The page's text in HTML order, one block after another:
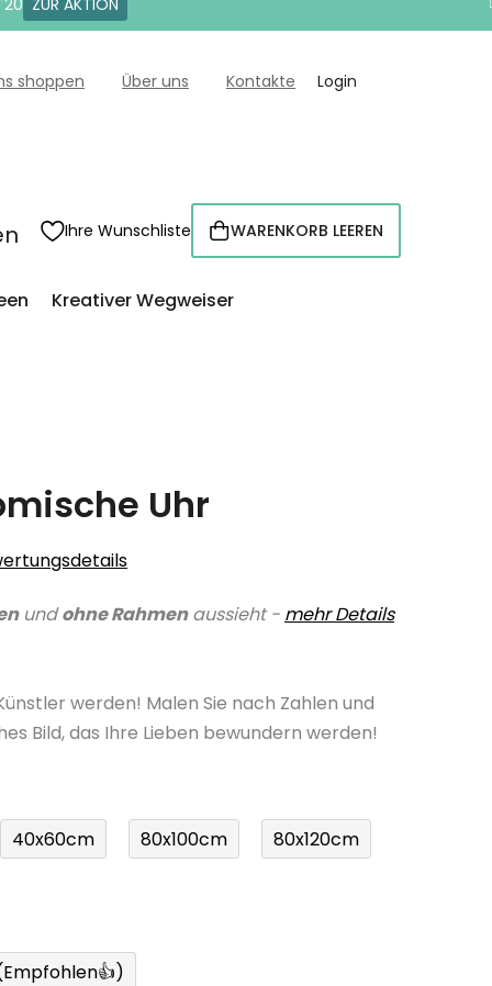
ZUR AKTION
shoppen Über uns Kontakte Login
Ihre Wunschliste WARENKORB
WARENKORB LEEREN
Kreativer Wegweiser
Uhr
undohne Rahmenaussieht - mehr Details
werden! Malen Sie nach Zahlen und
Bild, das Ihre Lieben bewundern werden!
40x60cm 80x100cm 80x120cm